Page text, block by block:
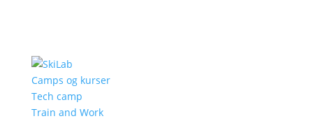
Camps og kurser
Tech camp
Train and Work